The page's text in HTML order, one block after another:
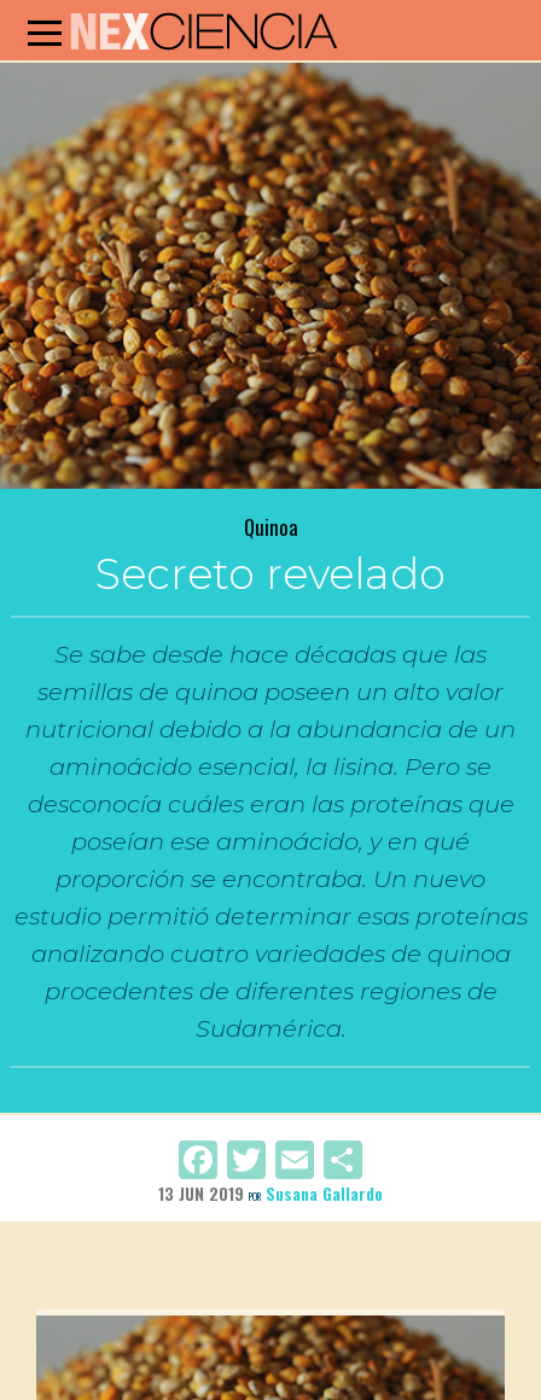
Quinoa
Secreto revelado
Se sabe desde hace décadas que las
semillas de quinoa poseen un alto valor
nutricional debido a la abundancia de un
aminoácido esencial, la lisina. Pero se
desconocía cuáles eran las proteínas que
poseían ese aminoácido, y en qué
proporción se encontraba. Un nuevo
estudio permitió determinar esas proteínas
analizando cuatro variedades de quinoa
procedentes de diferentes regiones de
Sudamérica.
Facebook
Twitter
Email
13 JUN 2019 POR Susana Gallardo